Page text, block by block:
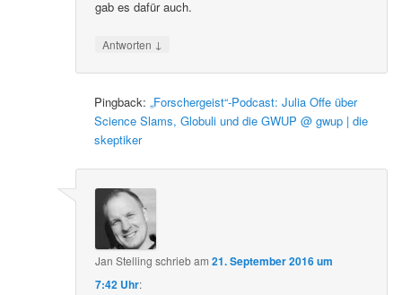
gab es dafür auch.
Antworten ↓
Pingback:„Forschergeist“-Podcast: Julia Offe über
Science Slams, Globuli und die GWUP @ gwup | die
skeptiker
Jan Stelling schriebam21. September 2016 um
7:42 Uhr: